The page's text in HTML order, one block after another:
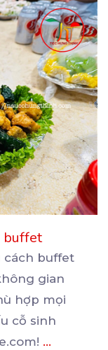
buffet
cách buffet
gian
hợp mọi
cỗ sinh
...